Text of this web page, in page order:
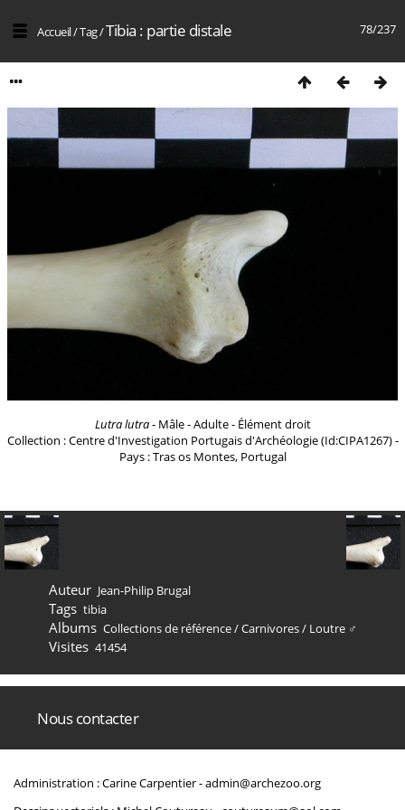
78/237
Accueil/Tag/Tibia : partie distale
Lutra lutra- Mâle - Adulte - Élément droit
Collection : Centre d'Investigation Portugais d'Archéologie (Id:CIPA1267) -
Pays : Tras os Montes, Portugal
Auteur Jean-Philip Brugal
Tags tibia
Albums Collections de référence/Carnivores/ Loutre ♂
Visites 41454
Nous contacter
Administration : Carine Carpentier -admin@archezoo.org